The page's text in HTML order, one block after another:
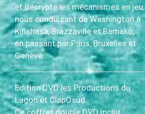
et décrypte les mécanismes en jeu,
nous conduisant de Washington à
Kinshasa, Brazzaville et Bamako,
en passant par Paris, Bruxelles et
Genève.
Edition DVD les Productions du
Lagon et ClapOsud.
Ce coffret double DVD inclut